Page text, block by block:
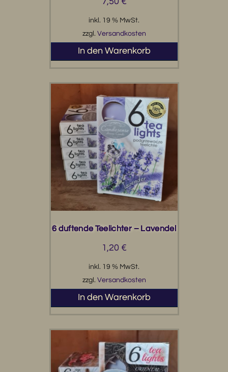
inkl. 19 % MwSt.
zzgl. Versandkosten
In den Warenkorb
6 duftende Teelichter – Lavendel
1,20 €
inkl. 19 % MwSt.
zzgl. Versandkosten
In den Warenkorb